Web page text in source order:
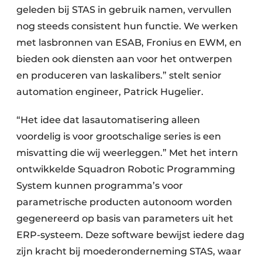
geleden bij STAS in gebruik namen, vervullen
nog steeds consistent hun functie. We werken
met lasbronnen van ESAB, Fronius en EWM, en
bieden ook diensten aan voor het ontwerpen
en produceren van laskalibers.” stelt senior
automation engineer, Patrick Hugelier.
“Het idee dat lasautomatisering alleen
voordelig is voor grootschalige series is een
misvatting die wij weerleggen.” Met het intern
ontwikkelde Squadron Robotic Programming
System kunnen programma’s voor
parametrische producten autonoom worden
gegenereerd op basis van parameters uit het
ERP-systeem. Deze software bewijst iedere dag
zijn kracht bij moederonderneming STAS, waar